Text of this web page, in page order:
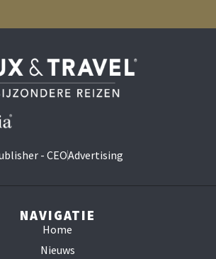
- CEOAdvertising
NAVIGATIE
Home
Nieuws